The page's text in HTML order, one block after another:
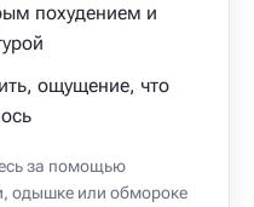
похудением и
ощущение, что
за помощью
одышке или обмороке